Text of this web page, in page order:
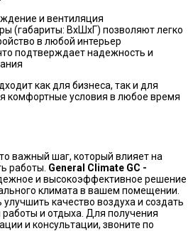
и вентиляция
(габариты: ВxШxГ) позволяют легко
в любой интерьер
подтверждает надежность и
как для бизнеса, так и для
комфортные условия в любое время
важный шаг, который влияет на
работы. General Climate GC -
и высокоэффективное решение
климата в вашем помещении.
качество воздуха и создать
и отдыха. Для получения
и консультации, звоните по